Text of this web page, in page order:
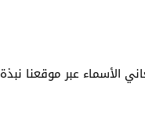
الأسماء عبر موقعنا نبذة